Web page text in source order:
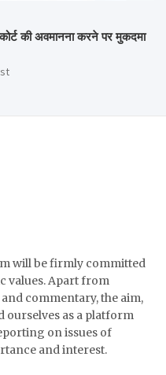
की अवमानना करने पर मुकदमा
will be firmly committed
values. Apart from
commentary, the aim,
ourselves as a platform
on issues of
and interest.